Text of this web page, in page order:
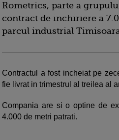
Rometrics, parte a
contract de inchiriere a
parcul industrial
Contractul a fost incheiat pe
fie livrat in trimestrul al treilea al
Compania are si o optine de
4.000 de metri patrati.